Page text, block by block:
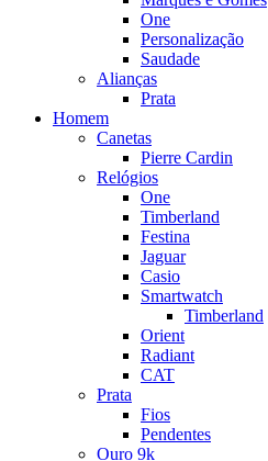
One
Personalização
Saudade
Alianças
Prata
Homem
Canetas
Pierre Cardin
Relógios
One
Timberland
Festina
Jaguar
Casio
Smartwatch
Timberland
Orient
Radiant
CAT
Prata
Fios
Pendentes
Ouro 9k